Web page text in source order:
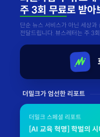
주 3회 무료로 받아
단순 뉴스 서비스가 아닌 세상
전달드립니다. 뷰스레터는 주 3
더밀크가 엄선한 리포트
더밀크 스페셜 리포트
[AI 교육 혁명] 학벌의